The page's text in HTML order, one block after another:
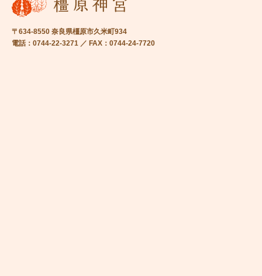
〒634-8550 奈良県橿原市久米町934
電話：0744-22-3271 ／ FAX：0744-24-7720